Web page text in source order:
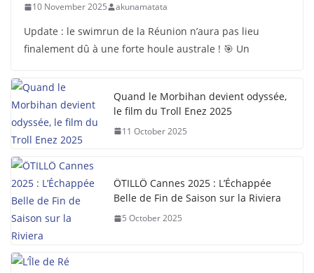
10 November 2025 akunamatata
Update : le swimrun de la Réunion n’aura pas lieu
finalement dû à une forte houle australe ! 🎯 Un
Quand le Morbihan devient odyssée,
le film du Troll Enez 2025
11 October 2025
ÖTILLÖ Cannes 2025 : L’Échappée
Belle de Fin de Saison sur la Riviera
5 October 2025